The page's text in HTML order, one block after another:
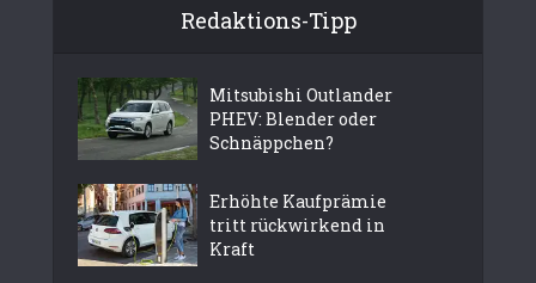
Redaktions-Tipp
Mitsubishi Outlander
PHEV: Blender oder
Schnäppchen?
Erhöhte Kaufprämie
tritt rückwirkend in
Kraft